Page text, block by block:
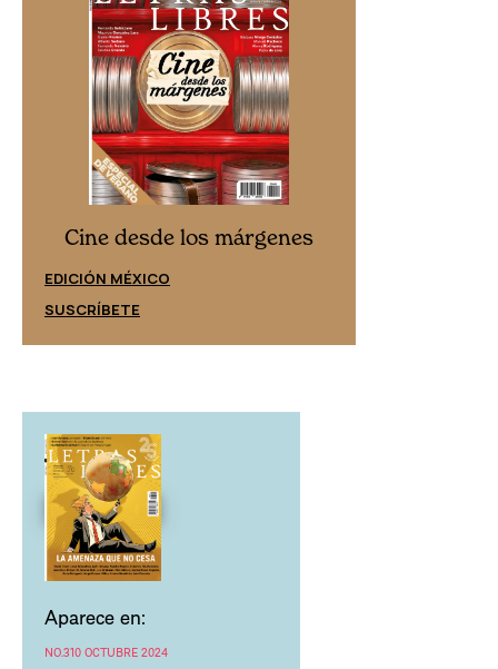
Cine desde los márgenes
EDICIÓN MÉXICO
SUSCRÍBETE
Aparece en:
NO.310 OCTUBRE 2024